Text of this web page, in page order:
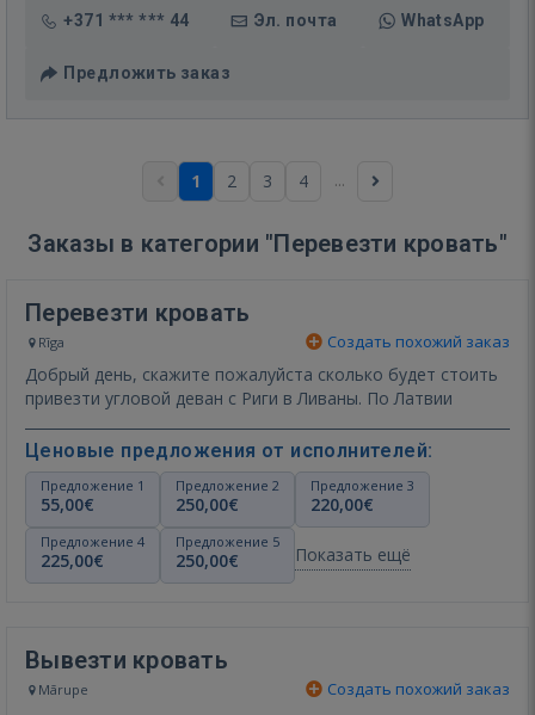
+371 *** *** 44 Эл. почта WhatsApp
Предложить заказ
1 2 3 4 ...
Заказы в категории "Перевезти кровать"
Перевезти кровать
Rīga Создать похожий заказ
Добрый день, скажите пожалуйста сколько будет стоить
привезти угловой деван с Риги в Ливаны. По Латвии
Ценовые предложения от исполнителей:
Предложение 1
55,00€
Предложение 2
250,00€
Предложение 3
220,00€
Предложение 4
225,00€
Предложение 5
250,00€ Показать ещё
Вывезти кровать
Mārupe Создать похожий заказ